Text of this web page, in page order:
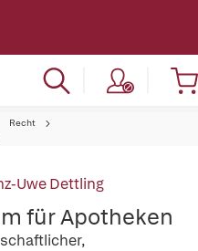
Recht
Uwe Dettling
für Apotheken